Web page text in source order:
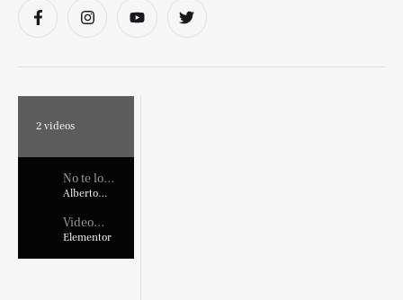
2 videos
No te lo
pierdas !
Alberto
Video
Placehold
Elementor